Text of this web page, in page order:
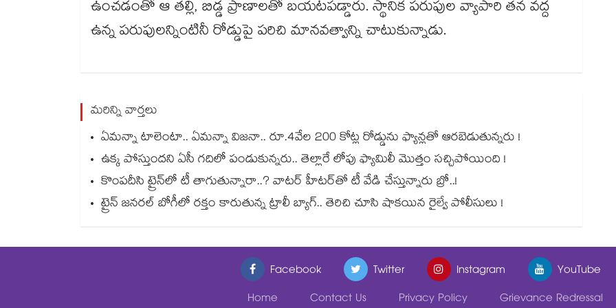
ఉంచడంతో ఆ తల్లి, బిడ్డ ప్రాణాలతో బయటపడ్డారు. స్థానిక పరుపుల వ్యాపారి తన వద్ద
ఉన్న పరుపులన్నింటినీ రోడ్డుపై పరిచి మానవత్వాన్ని చాటుకున్నాడు.
మరిన్ని వార్తలు
ఏమన్నా టాలెంటా.. ఏమన్నా విజనా.. రూ.4వేల 200 కోట్ల రోడ్డును ఫ్యాన్లతో ఆరబెడుతున్నరు !
ఉక్క పోస్తుందని ఏసీ గదిలో పండుకున్నరు.. తెల్లారే లోపు ఫ్యామిలీ మొత్తం సచ్చిపోయింది !
కొంపదీసి ట్రైన్⁬లో టీ తాగుతున్నారా..? వాటర్ హీటర్⁭⁭తో టీ వేడి చేస్తున్నారు బ్రో..!
ట్రైన్ జనరల్ బోగీలో రక్తం కారుతున్న ట్రాలీ బ్యాగ్.. తెరిచి చూసి షాకయిన రైల్వే పోలీసులు !
Facebook Twitter Instagram
YouTube
Home
Contact Us Privacy Policy Grievance Redressal